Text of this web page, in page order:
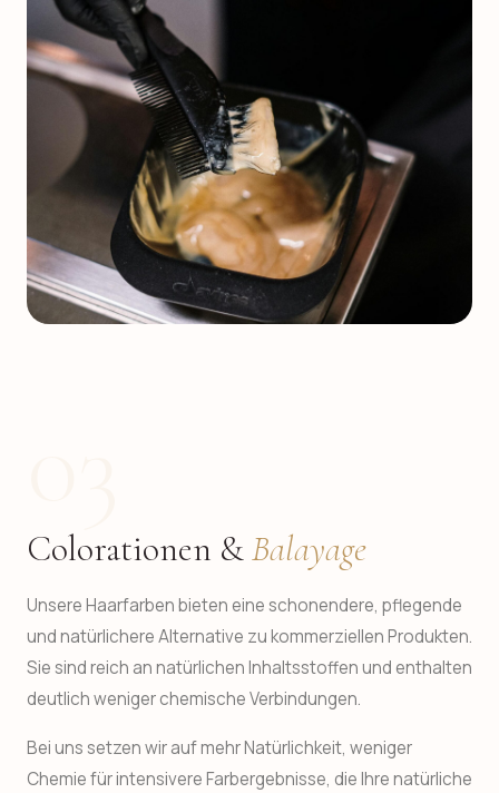
Colorationen &Balayage
Unsere Haarfarben bieten eine schonendere, pflegende
und natürlichere Alternative zu kommerziellen Produkten.
Sie sind reich an natürlichen Inhaltsstoffen und enthalten
deutlich weniger chemische Verbindungen.
Bei uns setzen wir auf mehr Natürlichkeit, weniger
Chemie für intensivere Farbergebnisse, die Ihre natürliche